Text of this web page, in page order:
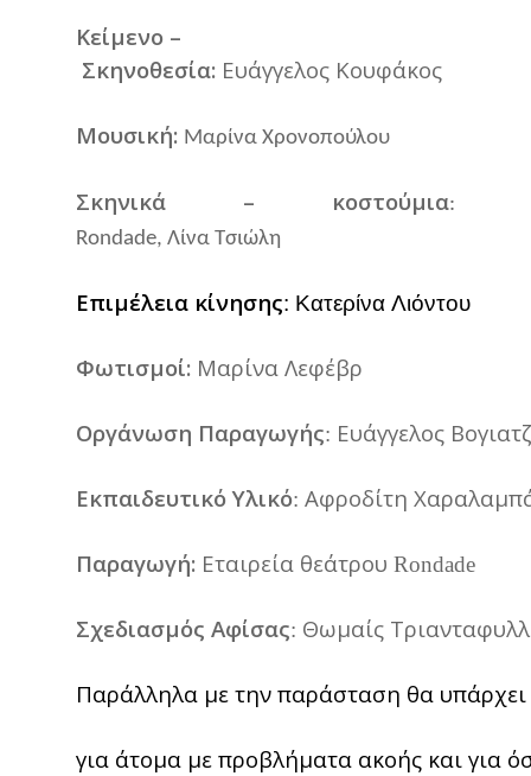
Κείμενο –
Σκηνοθεσία: Ευάγγελος Κουφάκος
Μουσική: Μαρίνα Χρονοπούλου
Σκηνικά – κοστούμια:
Rondade, Λίνα Τσιώλη
Επιμέλεια κίνησης: Κατερίνα Λιόντου
Φωτισμοί: Μαρίνα Λεφέβρ
Οργάνωση Παραγωγής: Ευάγγελος
Εκπαιδευτικό Υλικό: Αφροδίτη
Παραγωγή: Εταιρεία θεάτρου Rondade
Σχεδιασμός Αφίσας: Θωμαίς
Παράλληλα με την παράσταση θα υπάρχει
για άτομα με προβλήματα ακοής και για